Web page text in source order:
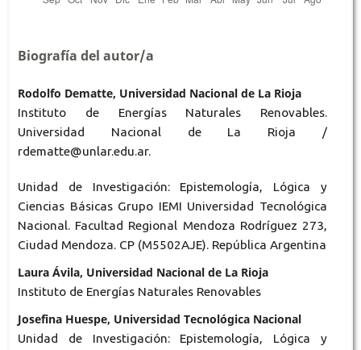
Biografía del autor/a
Rodolfo Dematte, Universidad Nacional de La Rioja
Instituto de Energías Naturales Renovables.
Universidad Nacional de La Rioja /
rdematte@unlar.edu.ar.
Unidad de Investigación: Epistemología, Lógica y
Ciencias Básicas Grupo IEMI Universidad Tecnológica
Nacional. Facultad Regional Mendoza Rodríguez 273,
Ciudad Mendoza. CP (M5502AJE). República Argentina
Laura Ávila, Universidad Nacional de La Rioja
Instituto de Energías Naturales Renovables
Josefina Huespe, Universidad Tecnológica Nacional
Unidad de Investigación: Epistemología, Lógica y